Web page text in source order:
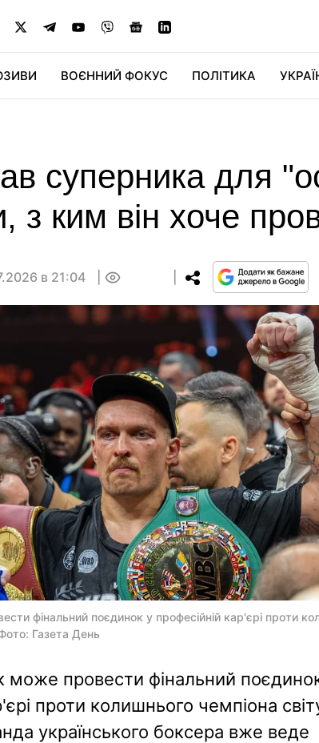
ВОЄННИЙ ФОКУС ПОЛІТИКА
суперника для
з ким він хоче
в 21:04
фінальний поєдинок у професійній кар'єрі проти
Газета День
може провести фінальний
проти колишнього чемпіона
українського боксера вже веде